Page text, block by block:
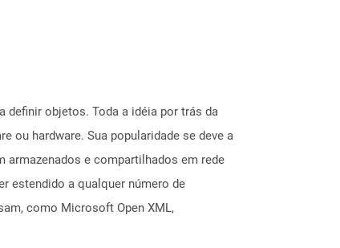
definir objetos. Toda a idéia por trás da
ou hardware. Sua popularidade se deve a
e compartilhados em rede
estendido a qualquer número de
como Microsoft Open XML,